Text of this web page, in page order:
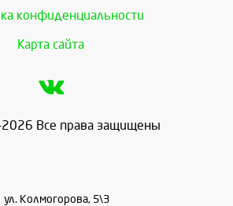
конфиденциальности
Карта сайта
Все права защищены
ул. Колмогорова, 5\3